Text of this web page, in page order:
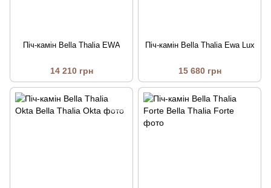
Піч-камін Bella Thalia EWA
14 210 грн
Піч-камін Bella Thalia Ewa Lux
15 680 грн